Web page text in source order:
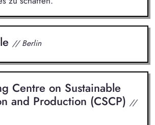
// Berlin
Centre on Sustainable
and Production (CSCP) //